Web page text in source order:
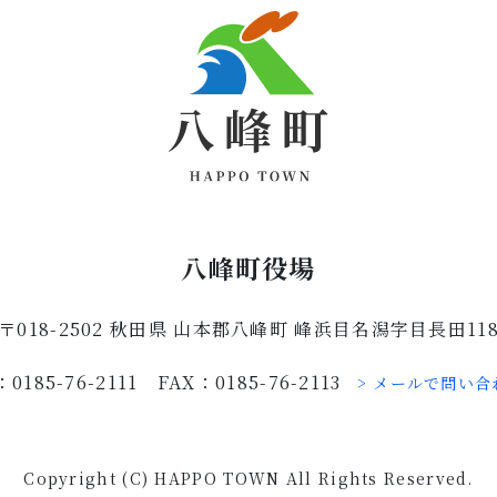
八峰町役場
018-2502 秋田県 山本郡八峰町 峰浜目名潟字目長田118
0185-76-2111 FAX：0185-76-2113 > メールで問い合
Copyright (C) HAPPO TOWN All Rights Reserved.